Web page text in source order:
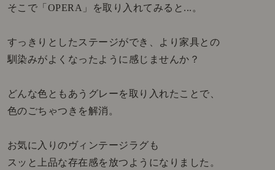
そこで「OPERA」を取り入れてみると...。
すっきりとしたステージができ、より家具との
馴染みがよくなったように感じませんか？
どんな色ともあうグレーを取り入れたことで、
色のごちゃつきを解消。
お気に入りのヴィンテージラグも
スッと上品な存在感を放つようになりました。